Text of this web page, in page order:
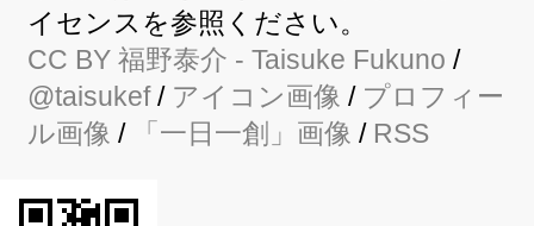
イセンスを参照ください。
CC BY 福野泰介 - Taisuke Fukuno /
@taisukef/ アイコン画像 / プロフィー
ル画像 / 「一日一創」画像 / RSS